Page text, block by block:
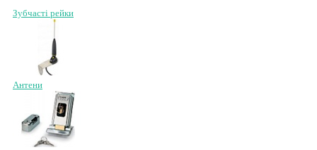
Зубчасті рейки
Антени